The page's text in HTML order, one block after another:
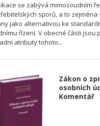
se zabývá mimosoudním
sporů, a to zejména
jako alternativou ke
řízení. V obecné části jsou
atributy tohoto...
Zákon o
osobních
Komentář